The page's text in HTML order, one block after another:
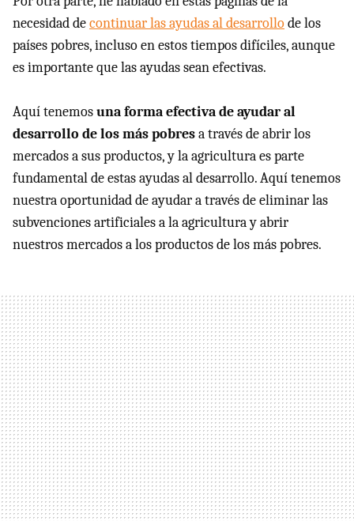
necesidad decontinuar las ayudas al desarrollode los
países pobres, incluso en estos tiempos difíciles, aunque
es importante que las ayudas sean efectivas.
Aquí tenemosuna forma efectiva de ayudar al
desarrollo de los más pobresa través de abrir los
mercados a sus productos, y la agricultura es parte
fundamental de estas ayudas al desarrollo. Aquí tenemos
nuestra oportunidad de ayudar a través de eliminar las
subvenciones artificiales a la agricultura y abrir
nuestros mercados a los productos de los más pobres.